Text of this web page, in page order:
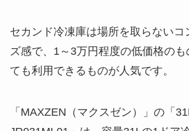
セカンド冷凍庫は場所を取らないコ
ズ感で、 1～3万円程度の低価格のも
ても利用できるものが人気です。
「 MAXZEN（マクスゼン） 」の「